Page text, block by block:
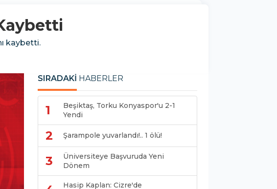
kaybetti.
SIRADAKİ HABERLER
1
Beşiktaş, Torku Konyaspor'u 2-1
Yendi
2 Şarampole yuvarlandı!.. 1 ölü!
3
Üniversiteye Başvuruda Yeni
Dönem
Hasip Kaplan: Cizre'de